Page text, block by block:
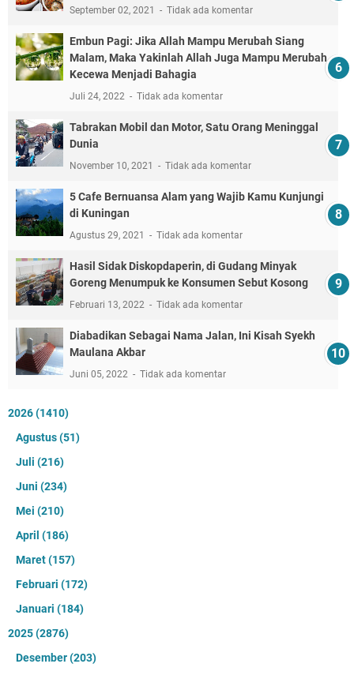
September 02, 2021 Tidak ada komentar
Embun Pagi: Jika Allah Mampu Merubah Siang
Malam, Maka Yakinlah Allah Juga Mampu Merubah
Kecewa Menjadi Bahagia
Juli 24, 2022 Tidak ada komentar
Tabrakan Mobil dan Motor, Satu Orang Meninggal
Dunia
November 10, 2021 Tidak ada komentar
5 Cafe Bernuansa Alam yang Wajib Kamu Kunjungi
di Kuningan
Agustus 29, 2021 Tidak ada komentar
Hasil Sidak Diskopdaperin, di Gudang Minyak
Goreng Menumpuk ke Konsumen Sebut Kosong
Februari 13, 2022 Tidak ada komentar
Diabadikan Sebagai Nama Jalan, Ini Kisah Syekh
Maulana Akbar
Juni 05, 2022 Tidak ada komentar
2026(1410)
Agustus(51)
Juli (216)
Juni (234)
Mei (210)
April (186)
Maret(157)
Februari (172)
Januari (184)
2025(2876)
Desember(203)